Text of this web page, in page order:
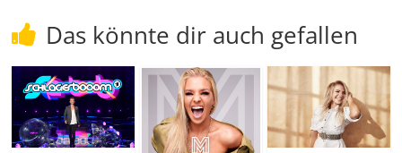
Das könnte dir auch gefallen